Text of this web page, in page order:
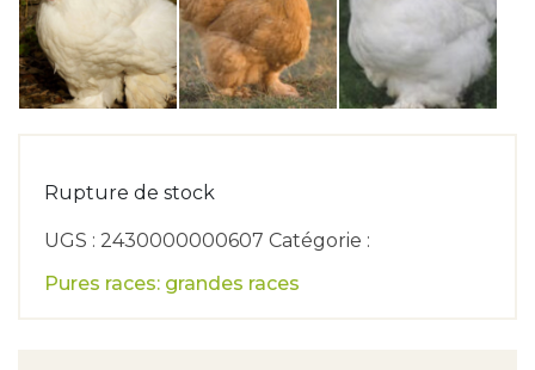
Rupture de stock
UGS : 2430000000607 Catégorie :
Pures races: grandes races